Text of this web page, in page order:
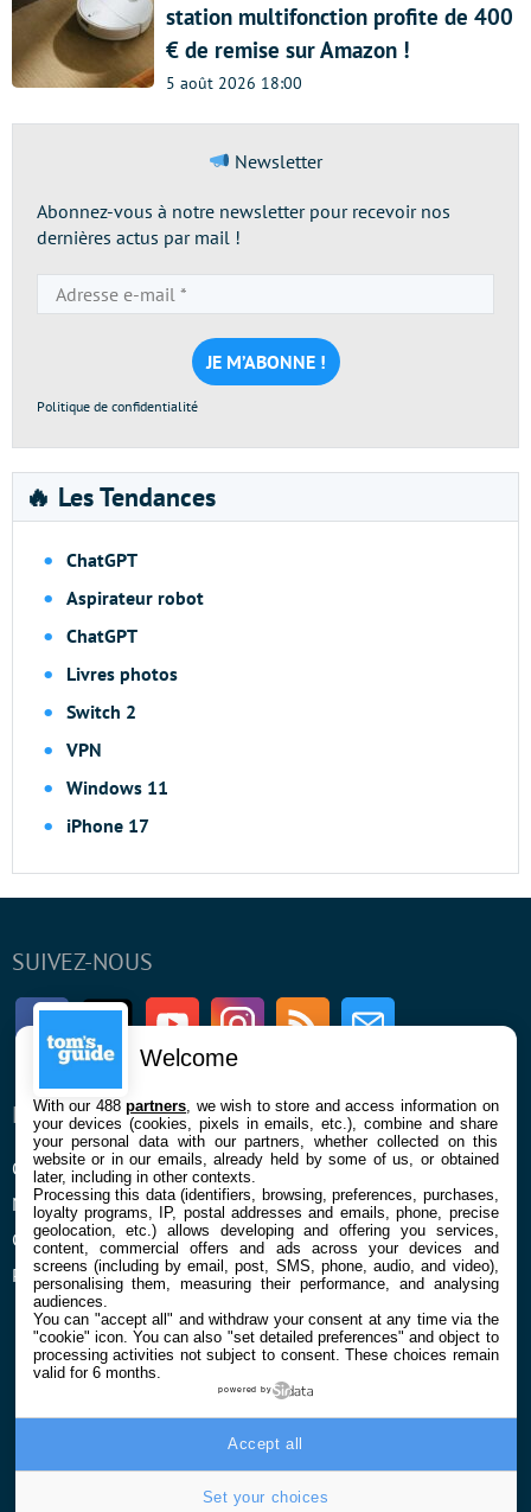
station multifonction profite de 400
€ de remise sur Amazon !
5 août 2026 18:00
Newsletter
Abonnez-vous à notre newsletter pour recevoir nos
dernières actus par mail !
e-
mail
*
Politique de confidentialité
🔥 Les Tendances
ChatGPT
Aspirateur robot
ChatGPT
Livres photos
Switch 2
VPN
Windows 11
iPhone 17
SUIVEZ-NOUS
FacebookTwitter Youtube InstagramRSS Newsletter
ENTREPRISE
Qui sommes nous
Mentions légales et CGU
Confidentialité et Cookies
Préférences cookies
À PROPOS
La rédaction
Contact
Welcome
With our 488partners , we wish to store and access information on
your devices (cookies, pixels in emails, etc.), combine and share
your personal data with our partners, whether collected on this
website or in our emails, already held by some of us, or obtained
later, including in other contexts.
Processing this data (identifiers, browsing, preferences, purchases,
loyalty programs, IP, postal addresses and emails, phone, precise
geolocation, etc.) allows developing and offering you services,
content, commercial offers and ads across your devices and
screens (including by email, post, SMS, phone, audio, and video),
personalising them, measuring their performance, and analysing
audiences.
You can "accept all" and withdraw your consent at any time via the
"cookie" icon. You can also "set detailed preferences" and object to
processing activities not subject to consent. These choices remain
valid for 6 months.
powered by
Set your choices
Accept all